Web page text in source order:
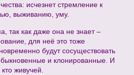
исчезнет стремление к
выживанию, уму.
так как даже она не знает –
для неё это тоже
будут сосуществовать
и клонированные. И
живучей.